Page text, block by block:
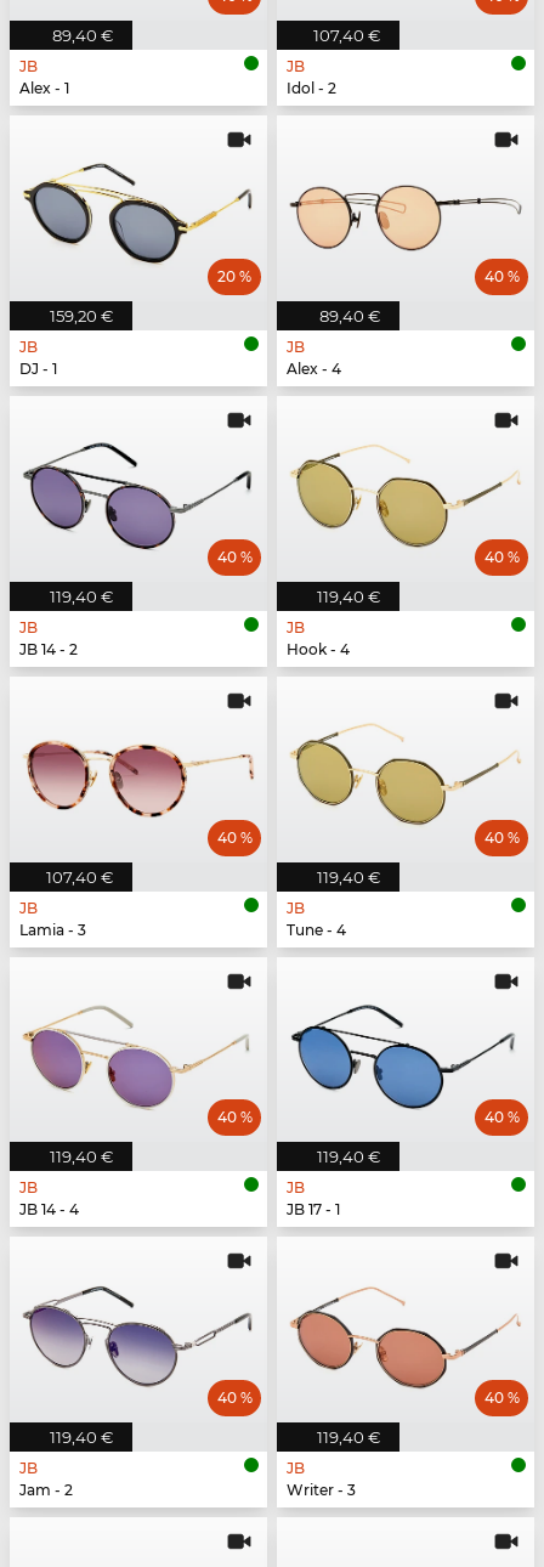
89,40 €
JB
Alex - 1
107,40 €
JB
Idol - 2
159,20 €
20 %
JB
DJ - 1
89,40 €
40 %
JB
Alex - 4
119,40 €
40 %
JB
JB 14 - 2
119,40 €
40 %
JB
Hook - 4
107,40 €
40 %
JB
Lamia - 3
119,40 €
40 %
JB
Tune - 4
119,40 €
40 %
JB
JB 14 - 4
119,40 €
40 %
JB
JB 17 - 1
119,40 €
40 %
JB
Jam - 2
119,40 €
40 %
JB
Writer - 3